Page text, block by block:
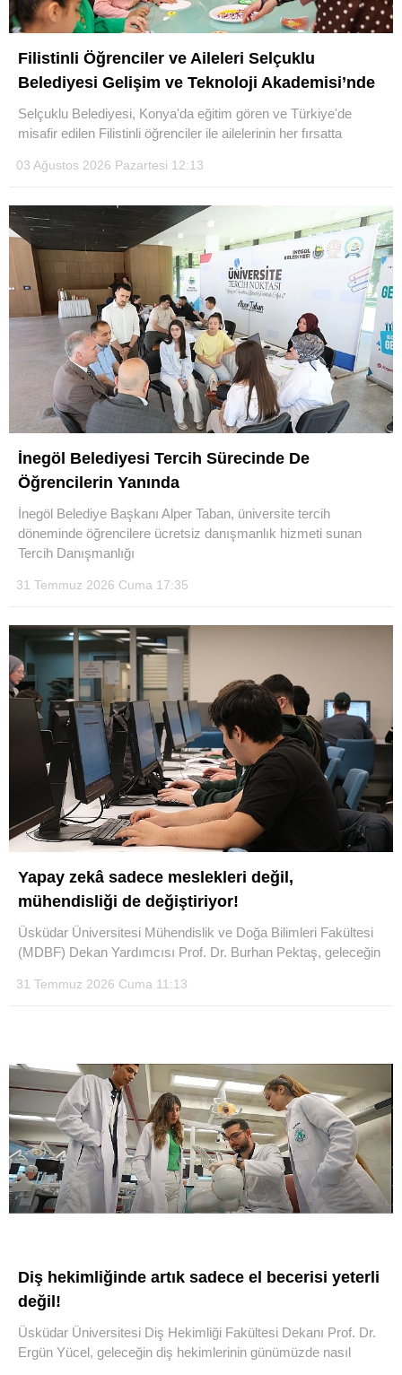
Filistinli Öğrenciler ve Aileleri Selçuklu
Belediyesi Gelişim ve Teknoloji Akademisi’nde
Selçuklu Belediyesi, Konya'da eğitim gören ve Türkiye'de
misafir edilen Filistinli öğrenciler ile ailelerinin her fırsatta
03 Ağustos 2026 Pazartesi 12:13
İnegöl Belediyesi Tercih Sürecinde De
Öğrencilerin Yanında
İnegöl Belediye Başkanı Alper Taban, üniversite tercih
döneminde öğrencilere ücretsiz danışmanlık hizmeti sunan
Tercih Danışmanlığı
31 Temmuz 2026 Cuma 17:35
Yapay zekâ sadece meslekleri değil,
mühendisliği de değiştiriyor!
Üsküdar Üniversitesi Mühendislik ve Doğa Bilimleri Fakültesi
(MDBF) Dekan Yardımcısı Prof. Dr. Burhan Pektaş, geleceğin
31 Temmuz 2026 Cuma 11:13
Diş hekimliğinde artık sadece el becerisi yeterli
değil!
Üsküdar Üniversitesi Diş Hekimliği Fakültesi Dekanı Prof. Dr.
Ergün Yücel, geleceğin diş hekimlerinin günümüzde nasıl